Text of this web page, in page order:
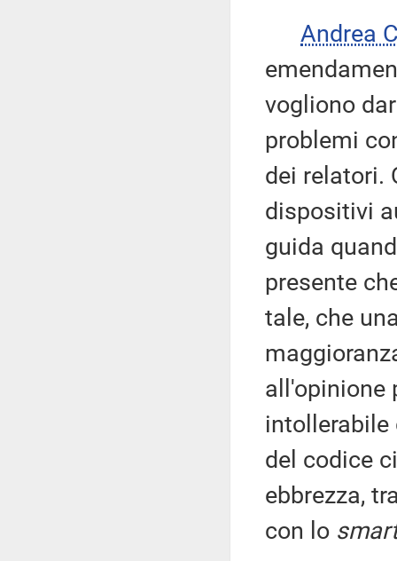
Andrea
vogliono
problemi
dei relatori.
dispositivi
guida
presente
tale, che
all'opinione
del codice
ebbrezza,
con lo